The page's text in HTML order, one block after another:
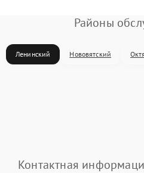
Районы
Ленинский Нововятский
Контактная